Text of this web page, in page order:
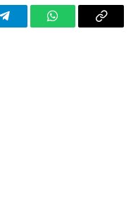
TelegramWhatsAppCopy